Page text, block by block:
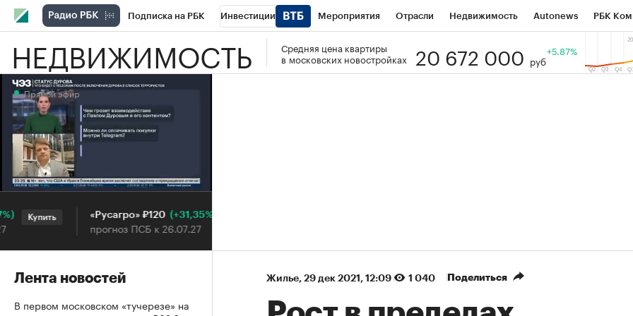
Подписка на РБК Инвестиции Мероприятия Отрасли Недвижимость Autonews РБК
РБК Вино Спорт Школа управления РБК РБК Образование Тренды
Кредитные рейтинги
НЕДВИЖИМОСТЬ
Средняя цена квартиры
в московских новостройках
20 672 000 руб
+5.87%
Жилье⁠, 29 дек 2021, 12:09 1 040 Поделиться
Прямой эфир
Прямой эфир
Купить «Русагро» ₽120 (+31,35%)
прогноз ПСБ к 26.07.27
Лента новостей
В первом московском «тучерезе» на